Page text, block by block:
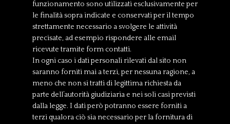
funzionamento sono utilizzati esclusivamente per
le finalità sopra indicate e conservati per il tempo
strettamente necessario a svolgere le attività
precisate, ad esempio rispondere alle email
ricevute tramite form contatti.
In ogni caso i dati personali rilevati dal sito non
saranno forniti mai a terzi, per nessuna ragione, a
meno che non si tratti di legittima richiesta da
parte dell’autorità giudiziaria e nei soli casi previsti
dalla legge. I dati però potranno essere forniti a
terzi qualora ciò sia necessario per la fornitura di